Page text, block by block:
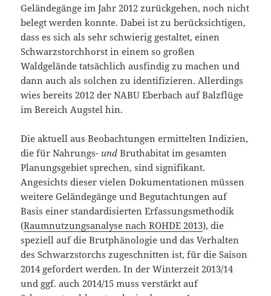
Geländegänge im Jahr 2012 zurückgehen, noch nicht
belegt werden konnte. Dabei ist zu berücksichtigen,
dass es sich als sehr schwierig gestaltet, einen
Schwarzstorchhorst in einem so großen
Waldgelände tatsächlich ausfindig zu machen und
dann auch als solchen zu identifizieren. Allerdings
wies bereits 2012 der NABU Eberbach auf Balzflüge
im Bereich Augstel hin.
Die aktuell aus Beobachtungen ermittelten Indizien,
die für Nahrungs- und Bruthabitat im gesamten
Planungsgebiet sprechen, sind signifikant.
Angesichts dieser vielen Dokumentationen müssen
weitere Geländegänge und Begutachtungen auf
Basis einer standardisierten Erfassungsmethodik
(Raumnutzungsanalyse nach ROHDE 2013), die
speziell auf die Brutphänologie und das Verhalten
des Schwarzstorchs zugeschnitten ist, für die Saison
2014 gefordert werden. In der Winterzeit 2013/14
und ggf. auch 2014/15 muss verstärkt auf